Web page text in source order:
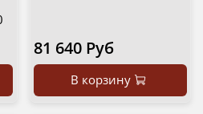
81 640 Руб
В корзину